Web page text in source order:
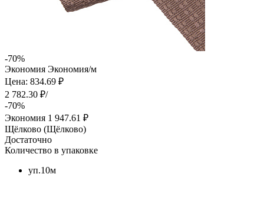
-70%
Экономия Экономия/м
Цена: 834.69 ₽
2 782.30 ₽/
-70%
Экономия 1 947.61 ₽
Щёлково (Щёлково)
Достаточно
Количество в упаковке
уп.10м